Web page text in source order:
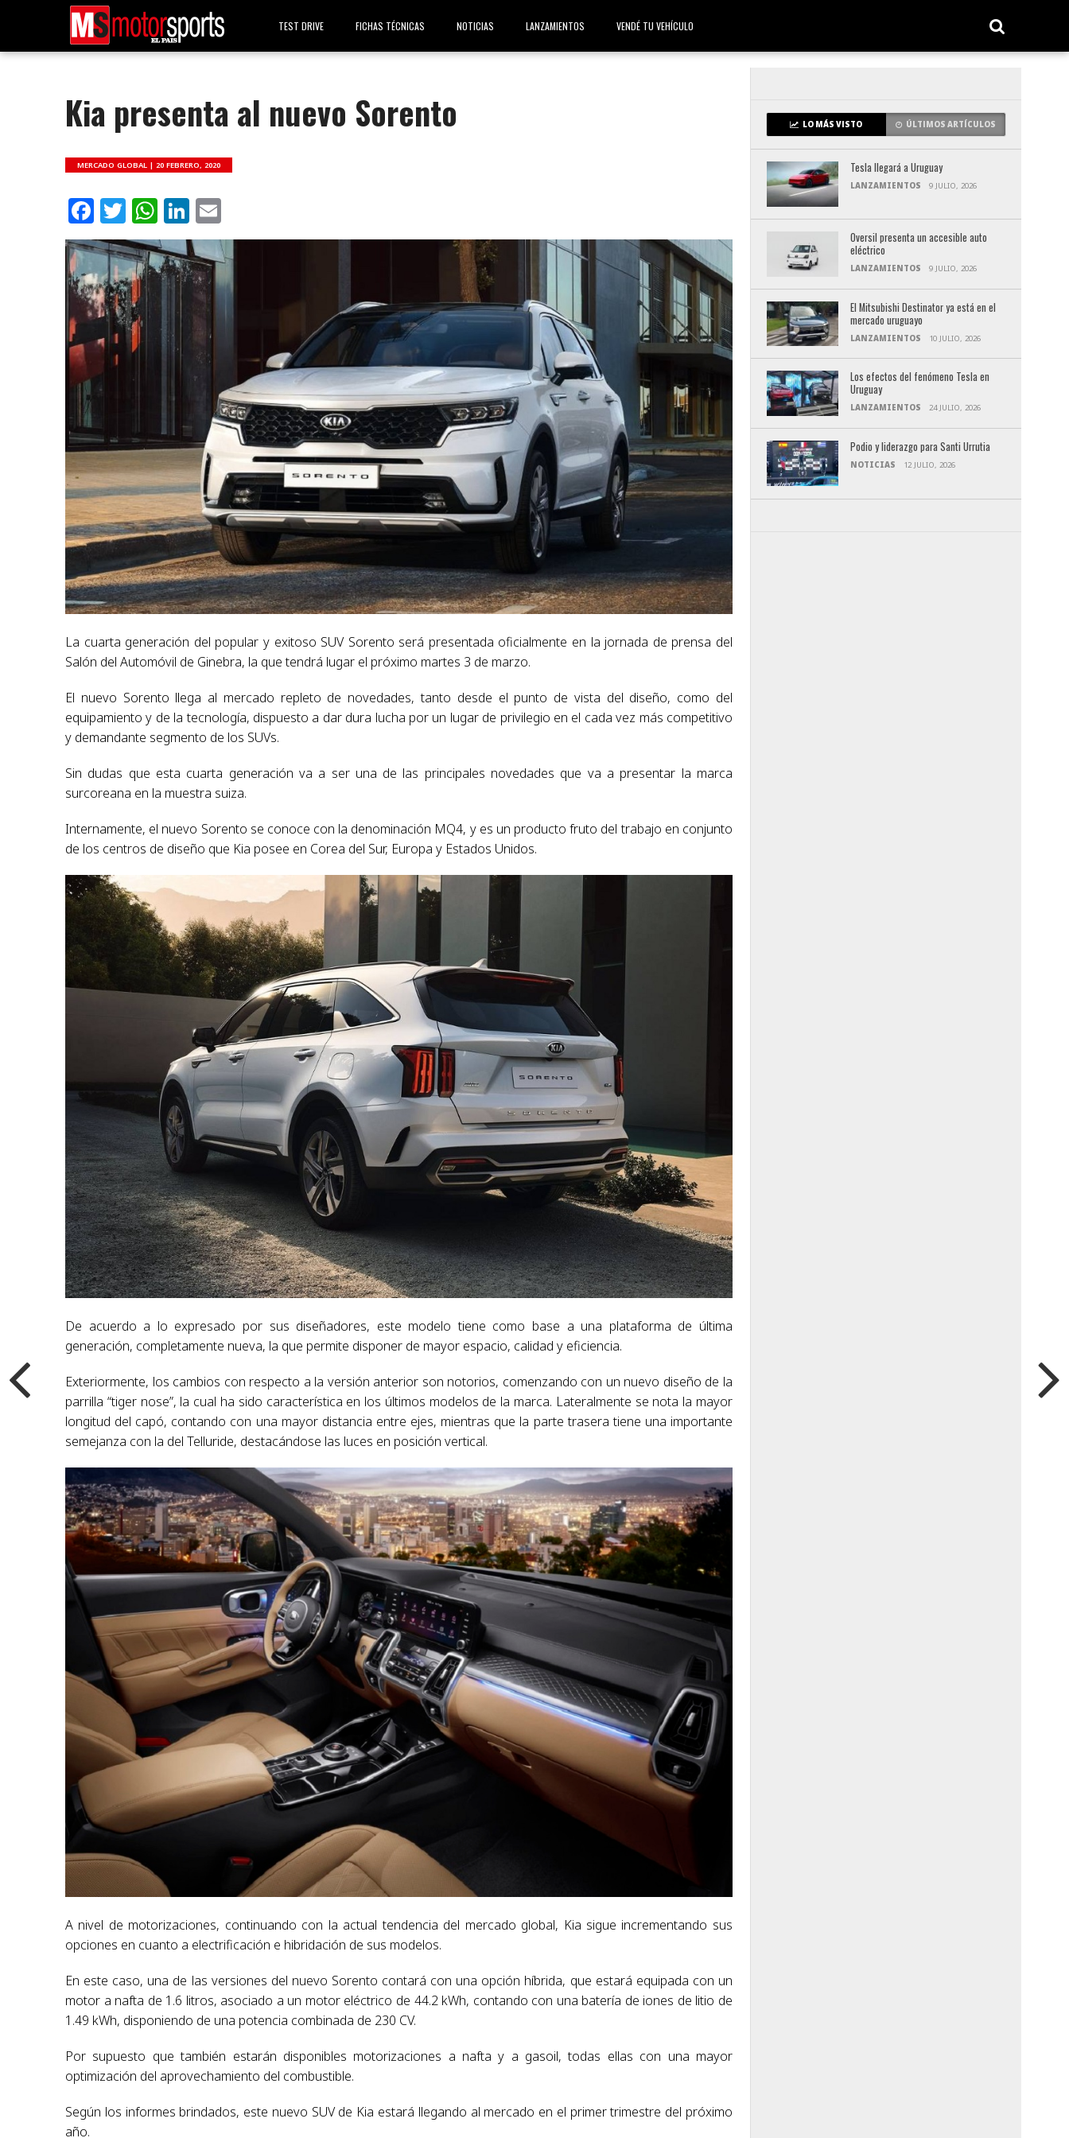
TEST DRIVE FICHAS TÉCNICAS NOTICIAS LANZAMIENTOS VENDÉ TU VEHÍCULO
Kia presenta al nuevo Sorento
MERCADO GLOBAL |20 FEBRERO, 2020
Facebook
Twitter
WhatsApp
LinkedIn
La cuarta generación del popular y exitoso SUV Sorento será presentada oficialmente en la jornada de prensa del
Salón del Automóvil de Ginebra, la que tendrá lugar el próximo martes 3 de marzo.
El nuevo Sorento llega al mercado repleto de novedades, tanto desde el punto de vista del diseño, como del
equipamiento y de la tecnología, dispuesto a dar dura lucha por un lugar de privilegio en el cada vez más competitivo
y demandante segmento de los SUVs.
Sin dudas que esta cuarta generación va a ser una de las principales novedades que va a presentar la marca
surcoreana en la muestra suiza.
Internamente, el nuevo Sorento se conoce con la denominación MQ4, y es un producto fruto del trabajo en conjunto
de los centros de diseño que Kia posee en Corea del Sur, Europa y Estados Unidos.
De acuerdo a lo expresado por sus diseñadores, este modelo tiene como base a una plataforma de última
generación, completamente nueva, la que permite disponer de mayor espacio, calidad y eficiencia.
Exteriormente, los cambios con respecto a la versión anterior son notorios, comenzando con un nuevo diseño de la
parrilla “tiger nose”, la cual ha sido característica en los últimos modelos de la marca. Lateralmente se nota la mayor
longitud del capó, contando con una mayor distancia entre ejes, mientras que la parte trasera tiene una importante
semejanza con la del Telluride, destacándose las luces en posición vertical.
A nivel de motorizaciones, continuando con la actual tendencia del mercado global, Kia sigue incrementando sus
opciones en cuanto a electrificación e hibridación de sus modelos.
En este caso, una de las versiones del nuevo Sorento contará con una opción híbrida, que estará equipada con un
motor a nafta de 1.6 litros, asociado a un motor eléctrico de 44.2 kWh, contando con una batería de iones de litio de
1.49 kWh, disponiendo de una potencia combinada de 230 CV.
Por supuesto que también estarán disponibles motorizaciones a nafta y a gasoil, todas ellas con una mayor
optimización del aprovechamiento del combustible.
Según los informes brindados, este nuevo SUV de Kia estará llegando al mercado en el primer trimestre del próximo
año.
LO MÁS VISTO ÚLTIMOS ARTÍCULOS
Tesla llegará a Uruguay
LANZAMIENTOS 9 JULIO, 2026
Oversil presenta un accesible auto
eléctrico
LANZAMIENTOS 9 JULIO, 2026
El Mitsubishi Destinator ya está en el
mercado uruguayo
LANZAMIENTOS 10 JULIO, 2026
Los efectos del fenómeno Tesla en
Uruguay
LANZAMIENTOS 24 JULIO, 2026
Podio y liderazgo para Santi Urrutia
NOTICIAS 12 JULIO, 2026